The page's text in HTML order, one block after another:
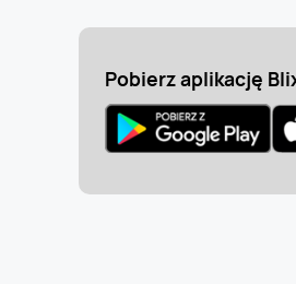
Pobierz aplikację